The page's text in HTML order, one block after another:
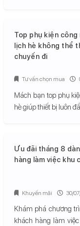
Top phụ kiện công
lịch hè không thể
chuyến đi
Mách bạn top phụ
hè giúp thiết bị luôn
Tư vấn chọn mua
Ưu đãi tháng 8
hàng làm việc khu
Khám phá chương
khách hàng làm
Khuyến mãi 30/